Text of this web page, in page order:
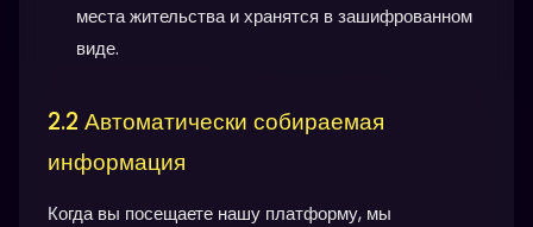
места жительства и хранятся в зашифрованном
виде.
2.2 Автоматически собираемая
информация
Когда вы посещаете нашу платформу, мы